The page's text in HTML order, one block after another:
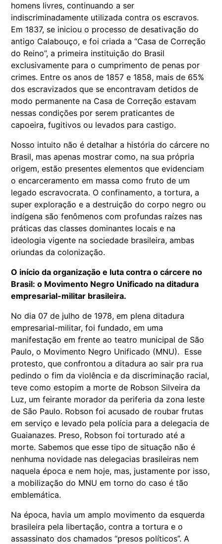
homens livres, continuando a ser
indiscriminadamente utilizada contra os escravos.
Em 1837, se iniciou o processo de desativação do
antigo Calabouço, e foi criada a “Casa de Correção
do Reino”, a primeira instituição do Brasil
exclusivamente para o cumprimento de penas por
crimes. Entre os anos de 1857 e 1858, mais de 65%
dos escravizados que se encontravam detidos de
modo permanente na Casa de Correção estavam
nessas condições por serem praticantes de
capoeira, fugitivos ou levados para castigo.
Nosso intuito não é detalhar a história do cárcere no
Brasil, mas apenas mostrar como, na sua própria
origem, estão presentes elementos que evidenciam
o encarceramento em massa como fruto de um
legado escravocrata. O confinamento, a tortura, a
super exploração e a destruição do corpo negro ou
indígena são fenômenos com profundas raízes nas
práticas das classes dominantes locais e na
ideologia vigente na sociedade brasileira, ambas
oriundas da colonização.
O início da organização e luta contra o cárcere no
Brasil: o Movimento Negro Unificado na ditadura
empresarial-militar brasileira.
No dia 07 de julho de 1978, em plena ditadura
empresarial-militar, foi fundado, em uma
manifestação em frente ao teatro municipal de São
Paulo, o Movimento Negro Unificado (MNU). Esse
protesto, que confrontou a ditadura ao sair pra rua
pedindo o fim da violência e da discriminação racial,
teve como estopim a morte de Robson Silveira da
Luz, um feirante morador da periferia da zona leste
de São Paulo. Robson foi acusado de roubar frutas
em serviço e levado pela polícia para a delegacia de
Guaianazes. Preso, Robson foi torturado até a
morte. Sabemos que esse tipo de situação não é
nenhuma novidade nas delegacias brasileiras nem
naquela época e nem hoje, mas, justamente por isso,
a mobilização do MNU em torno do caso é tão
emblemática.
Na época, havia um amplo movimento da esquerda
brasileira pela libertação, contra a tortura e o
assassinato dos chamados “presos políticos”. A